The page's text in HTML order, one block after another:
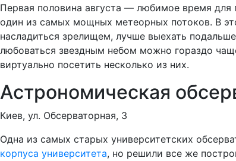
Первая половина августа — любимое время
один из самых мощных метеорных потоков. В
насладиться зрелищем, лучше выехать
любоваться звездным небом можно гораздо
виртуально посетить несколько из них.
Астрономическая
Киев, ул. Обсерваторная, 3
Одна из самых старых университетских
корпуса университета, но решили все же